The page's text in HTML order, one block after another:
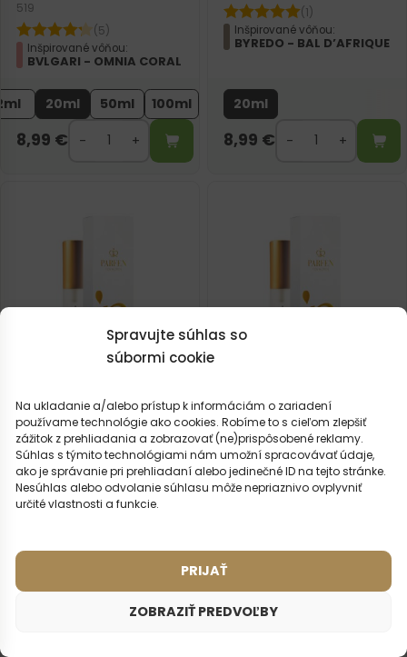
Spravujte súhlas so
súbormi cookie
Na ukladanie a/alebo prístup k informáciám o zariadení
používame technológie ako cookies. Robíme to s cieľom zlepšiť
zážitok z prehliadania a zobrazovať (ne)prispôsobené reklamy.
Súhlas s týmito technológiami nám umožní spracovávať údaje,
ako je správanie pri prehliadaní alebo jedinečné ID na tejto stránke.
Nesúhlas alebo odvolanie súhlasu môže nepriaznivo ovplyvniť
určité vlastnosti a funkcie.
PRIJAŤ
ZOBRAZIŤ PREDVOĽBY
519
(5)
Inšpirované vôňou:
BVLGARI - OMNIA CORAL
20ml 50ml 100ml
8,99 €
(1)
Inšpirované vôňou:
BYREDO - BAL D’AFRIQUE
20ml
8,99 €
Dámsky cestovný parfém –
903
(10)
Inšpirované vôňou:
LANCOME - LA NUIT
Dámsky cestovný parfém –
907
(5)
Inšpirované vôňou:
2ml
8,99€